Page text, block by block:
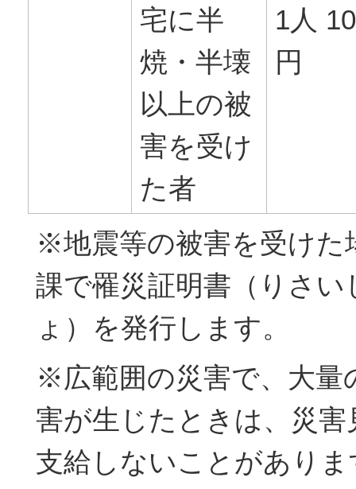
宅に半
焼・半壊
以上の被
害を受け
た者
1人
円
※地震等の被害を受けた
課で罹災証明書（りさ
ょ）を発行します。
※広範囲の災害で、大量
害が生じたときは、災
支給しないことがありま